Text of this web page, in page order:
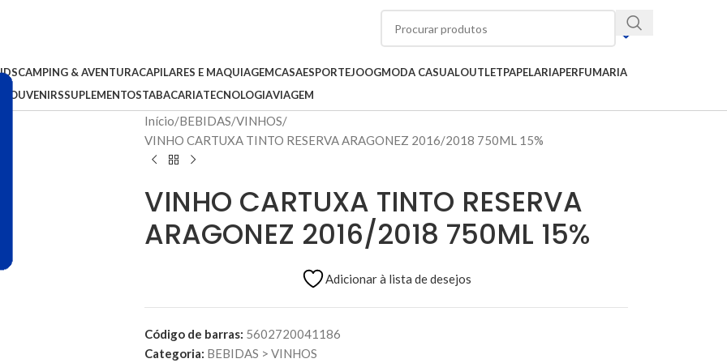
CAMPING & AVENTURACAPILARES E MAQUIAGEMCASAESPORTEJOOGMODA CASUALOUTLETPAPELARIAPERFUMARIA
SOUVENIRSSUPLEMENTOSTABACARIATECNOLOGIAVIAGEM
Início BEBIDAS VINHOS
VINHO CARTUXA TINTO RESERVA ARAGONEZ 2016/2018 750ML 15%
VINHO CARTUXA TINTO RESERVA
ARAGONEZ 2016/2018 750ML 15%
Adicionar à lista de desejos
Código de barras: 5602720041186
Categoria: BEBIDAS > VINHOS